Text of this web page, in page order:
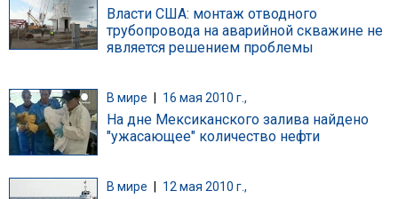
Власти США: монтаж отводного
трубопровода на аварийной скважине не
является решением проблемы
В мире 16 мая 2010 г.,
На дне Мексиканского залива найдено
"ужасающее" количество нефти
В мире 12 мая 2010 г.,